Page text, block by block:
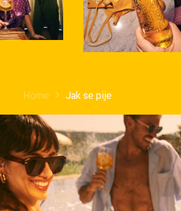
Home Jak se pije